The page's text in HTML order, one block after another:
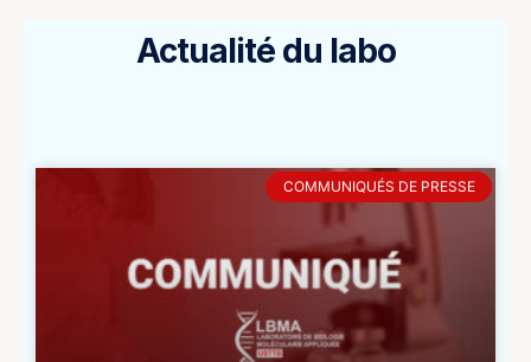
Actualité du labo
COMMUNIQUÉS DE PRESSE